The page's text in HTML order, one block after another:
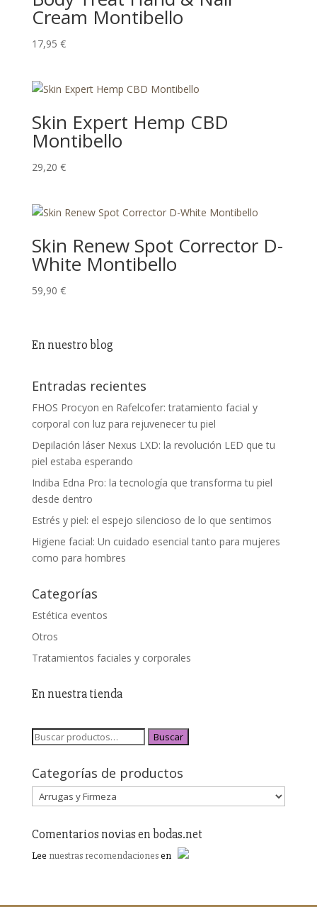
Cream Montibello
17,95 €
Skin Expert Hemp CBD
Montibello
29,20 €
Skin Renew Spot Corrector D-
White Montibello
59,90 €
En nuestro blog
Entradas recientes
FHOS Procyon en Rafelcofer: tratamiento facial y
corporal con luz para rejuvenecer tu piel
Depilación láser Nexus LXD: la revolución LED que tu
piel estaba esperando
Indiba Edna Pro: la tecnología que transforma tu piel
desde dentro
Estrés y piel: el espejo silencioso de lo que sentimos
Higiene facial: Un cuidado esencial tanto para mujeres
como para hombres
Categorías
Estética eventos
Otros
Tratamientos faciales y corporales
En nuestra tienda
Buscar
Categorías de productos
Comentarios novias en bodas.net
Lee nuestras recomendacionesen